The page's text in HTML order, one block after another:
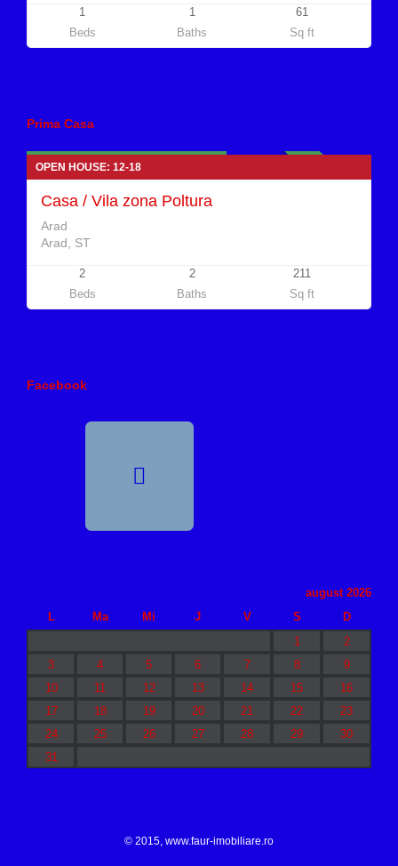
1
Beds
1
Baths
61
Sq ft
Prima Casa
INDISPONIBIL
OPEN HOUSE: 12-18
Casa / Vila zona Poltura
Arad
Arad, ST
2
Beds
2
Baths
211
Sq ft
Facebook
august 2026
L
Ma Mi J V S
D
1
2
3
4 5 6 7 8
9
10
11 12 13 14 15
16
17
18 19 20 21 22
23
24
25 26 27 28 29
30
31
© 2015, www.faur-imobiliare.ro